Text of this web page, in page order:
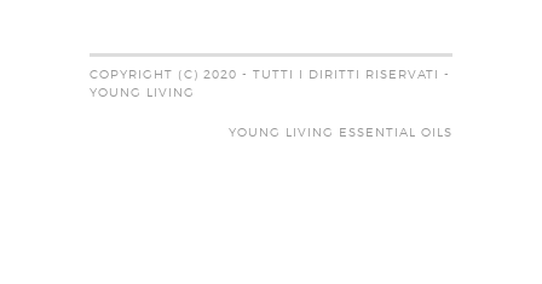
COPYRIGHT (C) 2020 - TUTTI I DIRITTI RISERVATI -
YOUNG LIVING
YOUNG LIVING ESSENTIAL OILS